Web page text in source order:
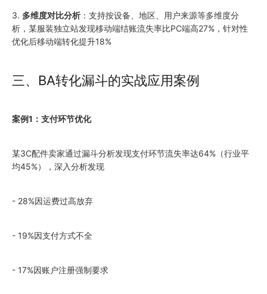
3. 多维度对比分析 ：支持按设备、地区、用户来源等多维度分
析，某服装独立站发现移动端结账流失率比PC端高27%，针对性
优化后移动端转化提升18%
三、BA转化漏斗的实战应用案例
案例1：支付环节优化
某3C配件卖家通过漏斗分析发现支付环节流失率达64%（行业平
均45%），深入分析发现
- 28%因运费过高放弃
- 19%因支付方式不全
- 17%因账户注册强制要求